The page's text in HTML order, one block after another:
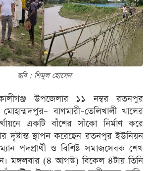
ছবি : শিমুল হোসেন
উপজেলার ১১ নম্বর রতনপুর
বাগমারী–তেলিখালী খালের
একটি বাঁশের সাঁকো নির্মাণ করে
দৃষ্টান্ত স্থাপন করেছেন রতনপুর ইউনিয়ন
পদপ্রার্থী ও বিশিষ্ট সমাজসেবক শেখ
মঙ্গলবার (৪ আগস্ট) বিকেল ৪টায় তিনি